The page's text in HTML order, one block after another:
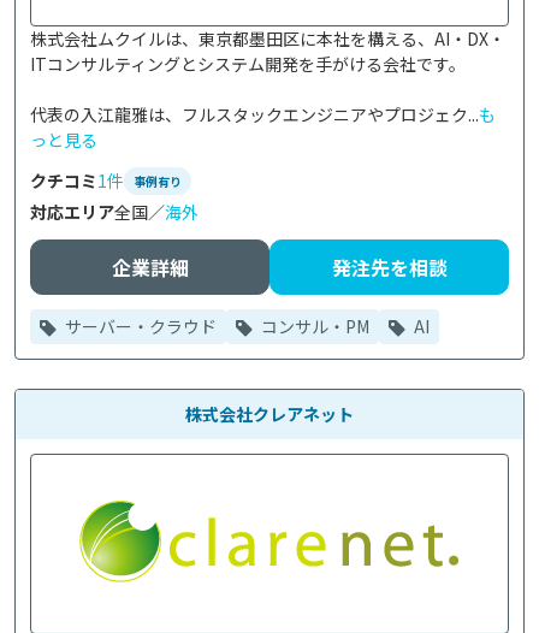
株式会社ムクイルは、東京都墨田区に本社を構える、AI・DX・
ITコンサルティングとシステム開発を手がける会社です。
代表の入江龍雅は、フルスタックエンジニアやプロジェク...も
っと見る
クチコミ1件 事例有り
対応エリア全国／海外
企業詳細 発注先を相談
サーバー・クラウド コンサル・PM AI
株式会社クレアネット